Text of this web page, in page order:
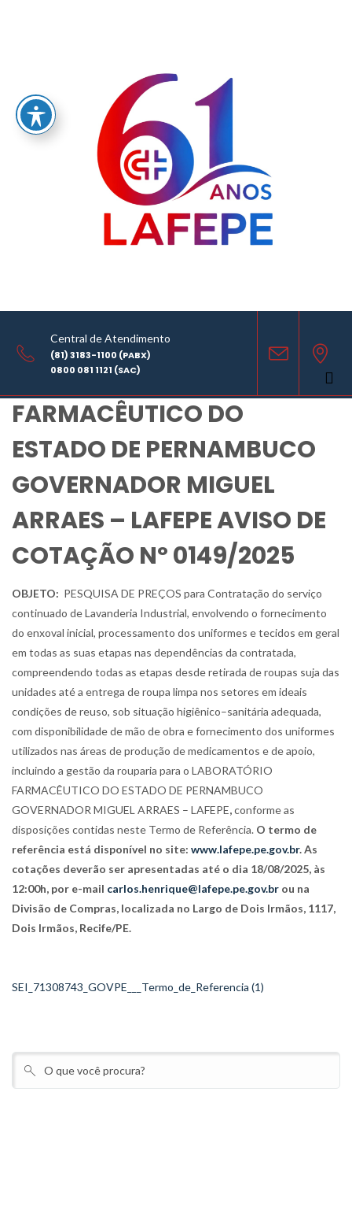
Central de Atendimento
(81) 3183-1100 (PABX)
0800 081 1121 (SAC)
LABORATÓRIO FARMACÊUTICO DO ESTADO DE PERNAMBUCO
GOVERNADOR MIGUEL ARRAES - LAFEPE AVISO DE COTAÇÃO Nº 0149/2025
COMPARTILHE
LABORATÓRIO
FARMACÊUTICO DO
ESTADO DE PERNAMBUCO
GOVERNADOR MIGUEL
ARRAES – LAFEPE AVISO DE
COTAÇÃO Nº 0149/2025
OBJETO: PESQUISA DE PREÇOS para Contratação do serviço
continuado de Lavanderia Industrial, envolvendo o fornecimento
do enxoval inicial, processamento dos uniformes e tecidos em geral
em todas as suas etapas nas dependências da contratada,
compreendendo todas as etapas desde retirada de roupas suja das
unidades até a entrega de roupa limpa nos setores em ideais
condições de reuso, sob situação higiênico–sanitária adequada,
com disponibilidade de mão de obra e fornecimento dos uniformes
utilizados nas áreas de produção de medicamentos e de apoio,
incluindo a gestão da rouparia para o LABORATÓRIO
FARMACÊUTICO DO ESTADO DE PERNAMBUCO
GOVERNADOR MIGUEL ARRAES – LAFEPE,conforme as
disposições contidas neste Termo de Referência. O termo de
referência está disponível no site: www.lafepe.pe.gov.br. As
cotações deverão ser apresentadas até o dia 18/08/2025, às
12:00h, por e-mail carlos.henrique@lafepe.pe.gov.br ou na
Divisão de Compras, localizada no Largo de Dois Irmãos, 1117,
Dois Irmãos, Recife/PE.
SEI_71308743_GOVPE___Termo_de_Referencia (1)